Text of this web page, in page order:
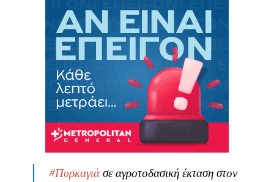
#Πυρκαγιάσε αγροτοδασική έκταση στον